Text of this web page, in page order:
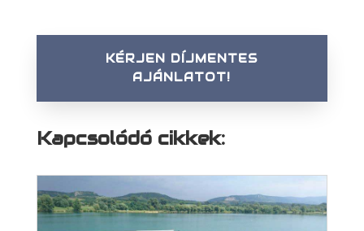
KÉRJEN DÍJMENTES
AJÁNLATOT!
Kapcsolódó cikkek: